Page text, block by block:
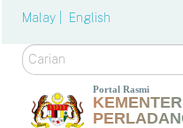
Malay | English
Carian
Portal Rasmi